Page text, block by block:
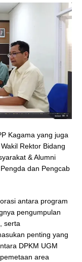
Kagama yang juga
Rektor Bidang
& Alumni
dan Pengcab
antara program
pengumpulan
serta
penting yang
DPKM UGM
area